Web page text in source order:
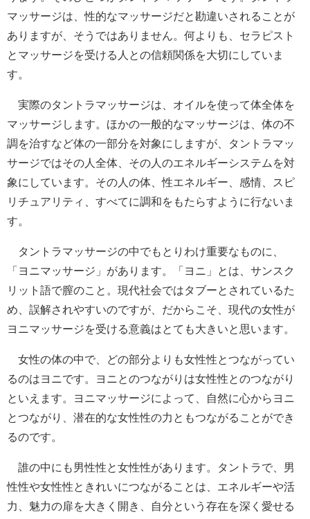
マッサージは、性的なマッサージだと勘違いされることが
ありますが、そうではありません。何よりも、セラピスト
とマッサージを受ける人との信頼関係を大切にしていま
す。
実際のタントラマッサージは、オイルを使って体全体を
マッサージします。ほかの一般的なマッサージは、体の不
調を治すなど体の一部分を対象にしますが、タントラマッ
サージではその人全体、その人のエネルギーシステムを対
象にしています。その人の体、性エネルギー、感情、スピ
リチュアリティ、すべてに調和をもたらすように行ないま
す。
タントラマッサージの中でもとりわけ重要なものに、
「ヨニマッサージ」があります。「ヨニ」とは、サンスク
リット語で膣のこと。現代社会ではタブーとされているた
め、誤解されやすいのですが、だからこそ、現代の女性が
ヨニマッサージを受ける意義はとても大きいと思います。
女性の体の中で、どの部分よりも女性性とつながってい
るのはヨニです。ヨニとのつながりは女性性とのつながり
といえます。ヨニマッサージによって、自然に心からヨニ
とつながり、潜在的な女性性の力ともつながることができ
るのです。
誰の中にも男性性と女性性があります。タントラで、男
性性や女性性ときれいにつながることは、エネルギーや活
力、魅力の扉を大きく開き、自分という存在を深く愛せる